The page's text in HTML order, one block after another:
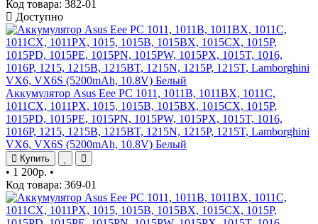
Код товара: 382-01
Доступно
Аккумулятор Asus Eee PC 1011, 1011B, 1011BX, 1011C,
1011CX, 1011PX, 1015, 1015B, 1015BX, 1015CX, 1015P,
1015PD, 1015PE, 1015PN, 1015PW, 1015PX, 1015T, 1016,
1016P, 1215, 1215B, 1215BT, 1215N, 1215P, 1215T, Lamborghini
VX6, VX6S (5200mAh, 10.8V) Белый
Купить
• 1 200р. •
Код товара: 369-01